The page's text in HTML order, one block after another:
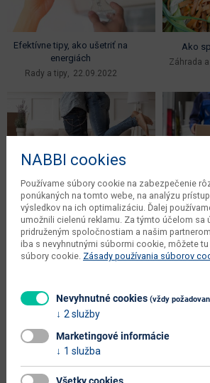
Efektívne tipy, ako ušetriť na
energiách
Rady a tipy 22.09.2022
Ako
Záhrada
Ako zariadiť podnájom bez starosti
a vysokého rozpočtu
Zariaďovanie interiéru a exteriéru
Naše tipy
NABBI cookies
Používame súbory cookie na zabezpečenie
ponúkaných na tomto webe, na analýzu
výsledkov na ich optimalizáciu. Ďalej
umožnili cielenú reklamu. Za týmto účelom sa
pridruženým spoločnostiam a našim
iba s nevyhnutnými súbormi cookie, môžete
súbory cookie. Zásady používania súborov
Nevyhnutné cookies (vždy
2 služby
Marketingové informácie
1 služba
Všetky cookies